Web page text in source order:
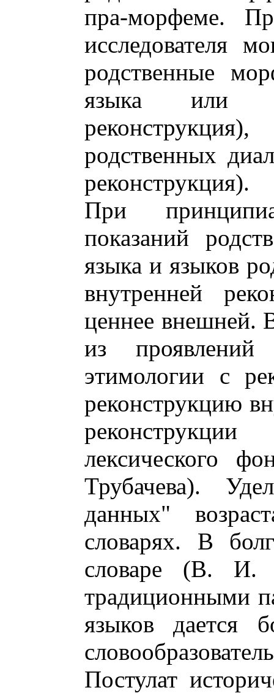
пра-морфеме.
исследователя
родственные
языка или
родственных
реконструкция).
При
показаний
языка и языков
внутренней
ценнее внешней.
из проявлений
этимологии с
реконструкцию
лексического
Трубачева).
данных"
словарях. В
словаре (В. И.
традиционными
языков дается
Постулат